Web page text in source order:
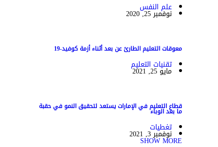
علم النفس
نوفمبر 25, 2020
معوقات التعليم الطارئ عن بعد أثناء أزمة كوفيد-19
تقنيات التعليم
مايو 25, 2021
قطاع التعليم في الإمارات يستعد لتحقيق النمو في حقبة
ما بعد الوباء
تغطيات
نوفمبر 3, 2021
SHOW MORE